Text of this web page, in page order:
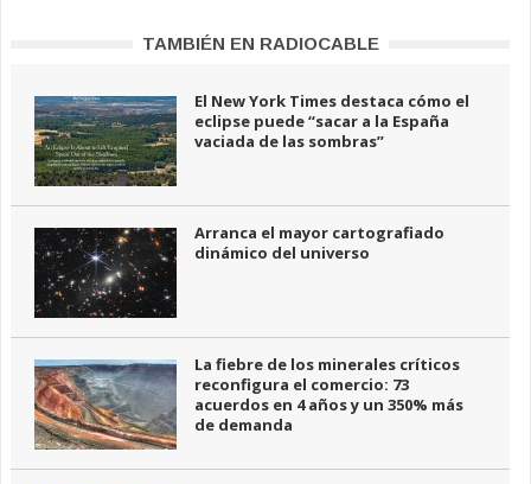
TAMBIÉN EN RADIOCABLE
El New York Times destaca cómo el
eclipse puede “sacar a la España
vaciada de las sombras”
Arranca el mayor cartografiado
dinámico del universo
La fiebre de los minerales críticos
reconfigura el comercio: 73
acuerdos en 4 años y un 350% más
de demanda